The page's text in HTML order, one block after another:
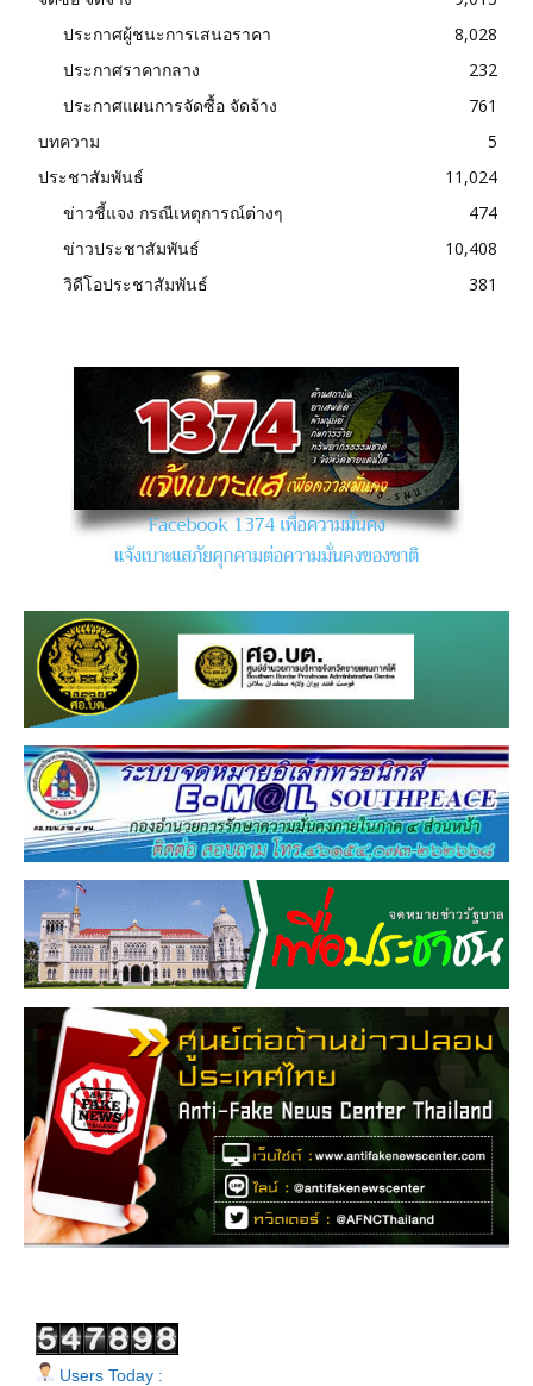
ประกาศผู้ชนะการเสนอราคา
8,028
ประกาศราคากลาง
232
ประกาศแผนการจัดซื้อ จัดจ้าง
761
บทความ
5
ประชาสัมพันธ์
11,024
ข่าวชี้แจง กรณีเหตุการณ์ต่างๆ
474
ข่าวประชาสัมพันธ์
10,408
วิดีโอประชาสัมพันธ์
381
Users Today :